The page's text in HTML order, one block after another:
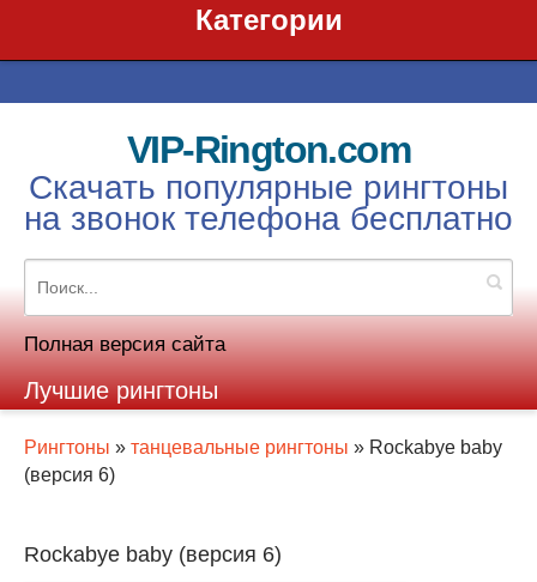
Категории
VIP-Rington.com
Скачать популярные рингтоны
на звонок телефона бесплатно
Полная версия сайта
Лучшие рингтоны
Рингтоны » танцевальные рингтоны » Rockabye baby
(версия 6)
Rockabye baby (версия 6)